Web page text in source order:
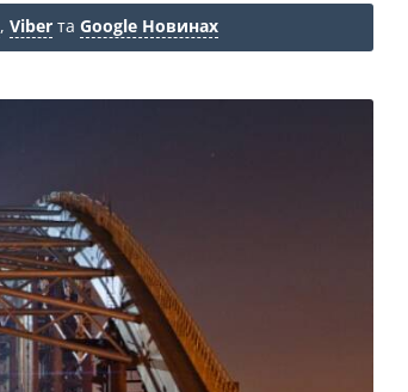
, Viber та Google Новинах